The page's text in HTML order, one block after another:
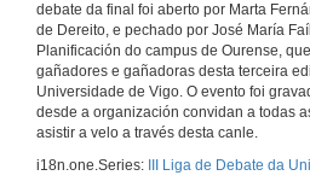
debate da final foi aberto por Marta
de Dereito, e pechado por José María
Planificación do campus de Ourense,
gañadores e gañadoras desta terceira
Universidade de Vigo. O evento foi
desde a organización convidan a todas
asistir a velo a través desta canle.
i18n.one.Series:
III Liga de Debate da
N.4 Conclusión
9 de dec. de